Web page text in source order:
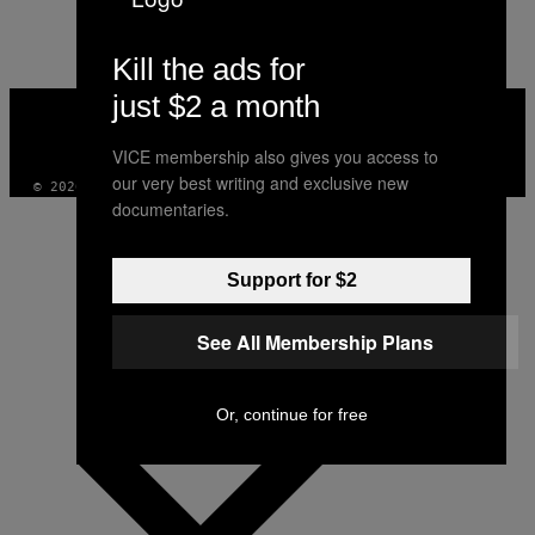
AUTHOR
VICE
MEDIA
INSTAGRAM
TIKTOK
© 2026 VICE DIGITAL PUBLISHING, LLC
Kill the ads for
just $2 a month
VICE membership also gives you access to
our very best writing and exclusive new
documentaries.
Support for $2
See All Membership Plans
Or, continue for free